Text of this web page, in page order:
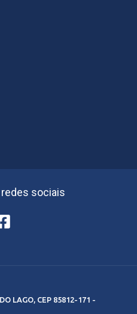
sociais
LAGO, CEP 85812-171 -